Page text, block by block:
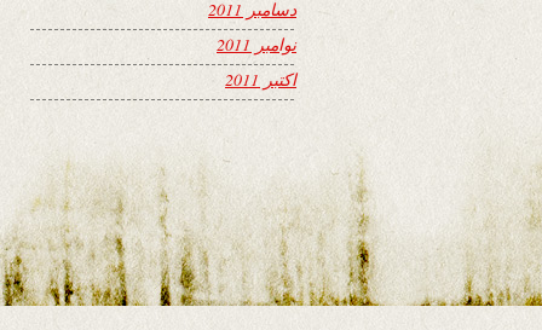
دسامبر 2011
نوامبر 2011
اکتبر 2011